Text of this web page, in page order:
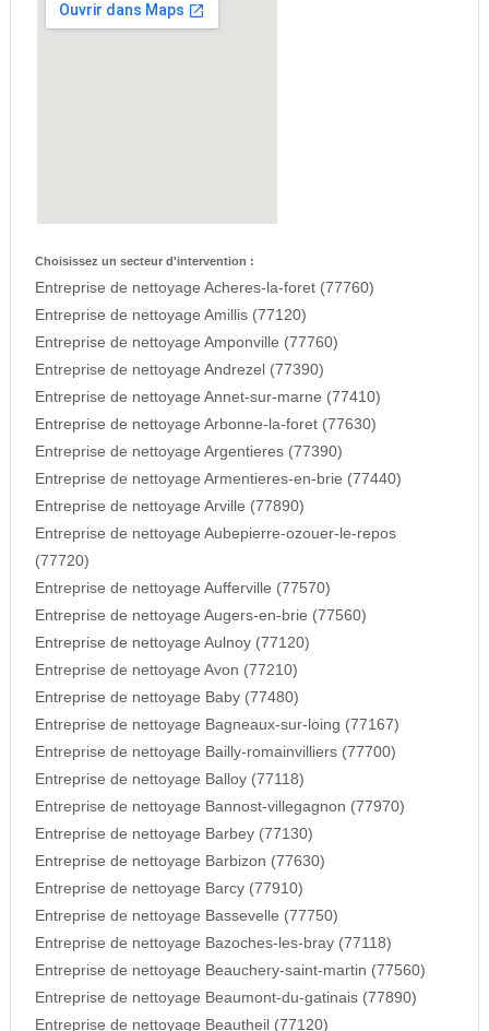
Choisissez un secteur d'intervention :
Entreprise de nettoyage Acheres-la-foret (77760)
Entreprise de nettoyage Amillis (77120)
Entreprise de nettoyage Amponville (77760)
Entreprise de nettoyage Andrezel (77390)
Entreprise de nettoyage Annet-sur-marne (77410)
Entreprise de nettoyage Arbonne-la-foret (77630)
Entreprise de nettoyage Argentieres (77390)
Entreprise de nettoyage Armentieres-en-brie (77440)
Entreprise de nettoyage Arville (77890)
Entreprise de nettoyage Aubepierre-ozouer-le-repos
(77720)
Entreprise de nettoyage Aufferville (77570)
Entreprise de nettoyage Augers-en-brie (77560)
Entreprise de nettoyage Aulnoy (77120)
Entreprise de nettoyage Avon (77210)
Entreprise de nettoyage Baby (77480)
Entreprise de nettoyage Bagneaux-sur-loing (77167)
Entreprise de nettoyage Bailly-romainvilliers (77700)
Entreprise de nettoyage Balloy (77118)
Entreprise de nettoyage Bannost-villegagnon (77970)
Entreprise de nettoyage Barbey (77130)
Entreprise de nettoyage Barbizon (77630)
Entreprise de nettoyage Barcy (77910)
Entreprise de nettoyage Bassevelle (77750)
Entreprise de nettoyage Bazoches-les-bray (77118)
Entreprise de nettoyage Beauchery-saint-martin (77560)
Entreprise de nettoyage Beaumont-du-gatinais (77890)
Entreprise de nettoyage Beautheil (77120)